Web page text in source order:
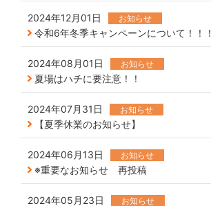
2024年12月01日 お知らせ
令和6年冬季キャンペーンについて！！！
2024年08月01日 お知らせ
夏場はハチに要注意！！
2024年07月31日 お知らせ
【夏季休業のお知らせ】
2024年06月13日 お知らせ
※重要なお知らせ 再投稿
2024年05月23日 お知らせ